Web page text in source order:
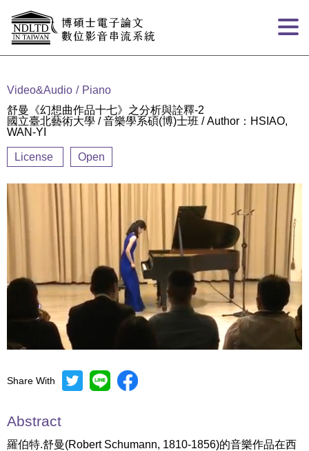
Video&Audio
Piano
舒曼《幻想曲作品十七》之分析與詮釋-2
國立臺北藝術大學 / 音樂學系碩(博)士班 / Author：HSIAO,
WAN-YI
License Open
Share With
Abstract
羅伯特.舒曼(Robert Schumann, 1810-1856)的音樂作品在西